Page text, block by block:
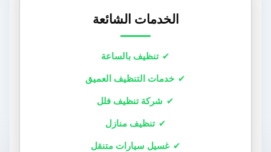
الخدمات الشائعة
تنظيف بالساعة
خدمات التنظيف العميق
شركة تنظيف فلل
تنظيف منازل
غسيل سيارات متنقل